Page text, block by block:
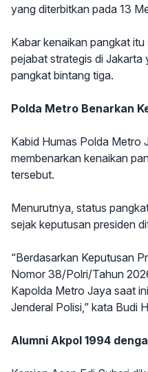
yang diterbitkan pada 13
Kabar kenaikan pangkat
pejabat strategis di Jakarta
pangkat bintang tiga.
Polda Metro Benarkan
Kabid Humas Polda Metro
membenarkan kenaikan
tersebut.
Menurutnya, status
sejak keputusan presiden
“Berdasarkan Keputusan
Nomor 38/Polri/Tahun
Kapolda Metro Jaya saat
Jenderal Polisi,” kata Budi
Alumni Akpol 1994